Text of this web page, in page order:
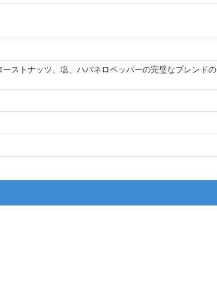
ストナッツ、塩、ハバネロペッパーの完璧なブレンドの